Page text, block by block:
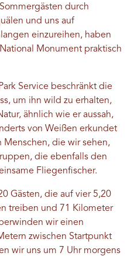
durch
und uns auf
einzureihen, haben
Monument praktisch
Service beschränkt die
um ihn wild zu erhalten,
ähnlich wie er aussah,
von Weißen erkundet
die wir sehen,
die ebenfalls den
Fliegenfischer.
Gästen, die auf vier 5,20
treiben und 71 Kilometer
wir einen
zwischen Startpunkt
wir uns um 7 Uhr morgens